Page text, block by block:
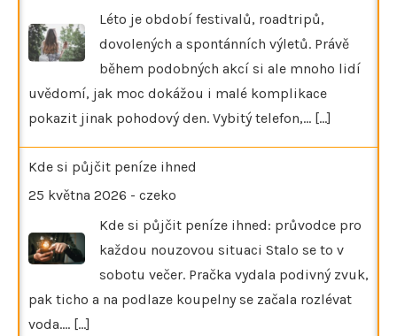
Léto je období festivalů, roadtripů,
dovolených a spontánních výletů. Právě
během podobných akcí si ale mnoho lidí
uvědomí, jak moc dokážou i malé komplikace
pokazit jinak pohodový den. Vybitý telefon,… [...]
Kde si půjčit peníze ihned
25 května 2026 - czeko
Kde si půjčit peníze ihned: průvodce pro
každou nouzovou situaci Stalo se to v
sobotu večer. Pračka vydala podivný zvuk,
pak ticho a na podlaze koupelny se začala rozlévat
voda.… [...]